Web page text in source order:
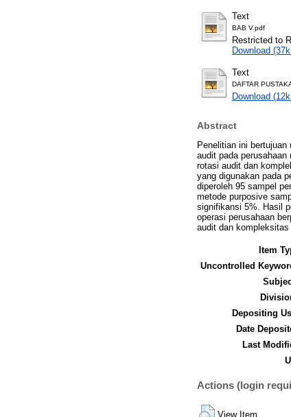
Text
BAB V.pdf
Restricted to
Download
Text
DAFTAR
Download
Abstract
Penelitian ini
audit pada
rotasi audit dan
yang digunakan pada
diperoleh 95 sampel
metode purposive
signifikansi 5%. Hasil
operasi perusahaan
audit dan
Item
Uncontrolled
Depositing
Date
Last
Actions (login
View Item